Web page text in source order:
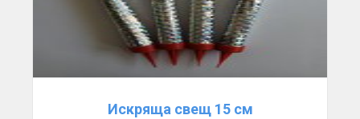
Искряща свещ 15 см